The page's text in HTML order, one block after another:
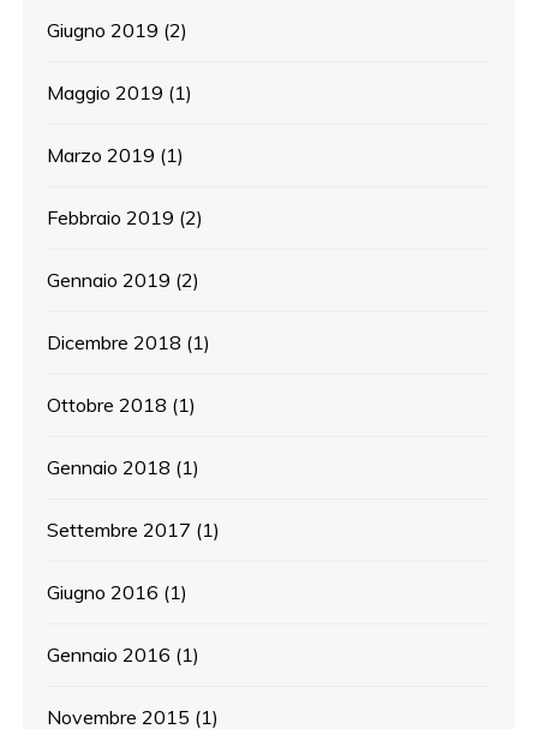
Giugno 2019 (2)
Maggio 2019 (1)
Marzo 2019 (1)
Febbraio 2019 (2)
Gennaio 2019 (2)
Dicembre 2018 (1)
Ottobre 2018 (1)
Gennaio 2018 (1)
Settembre 2017 (1)
Giugno 2016 (1)
Gennaio 2016 (1)
Novembre 2015 (1)